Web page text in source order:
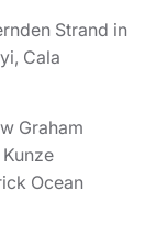
Strand in
Cala
Graham
Ocean